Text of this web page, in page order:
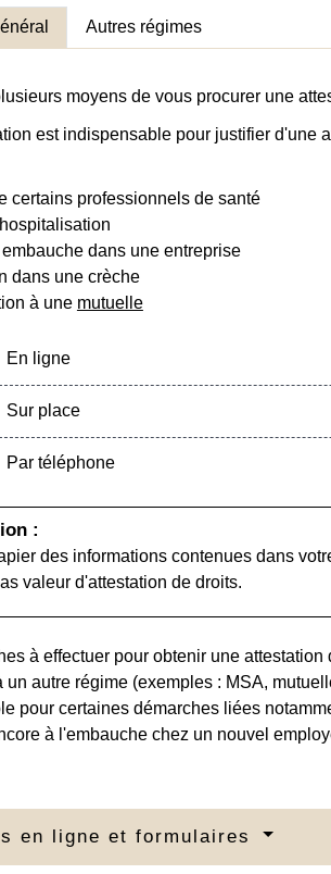
Autres régimes
moyens de vous procurer une
est indispensable pour justifier d'une
certains professionnels de santé
dans une entreprise
dans une crèche
à une mutuelle
En ligne
Sur place
Par téléphone
:
des informations contenues dans
valeur d'attestation de droits.
à effectuer pour obtenir une
un autre régime (exemples : MSA,
pour certaines démarches liées
à l'embauche chez un nouvel
en ligne et formulaires